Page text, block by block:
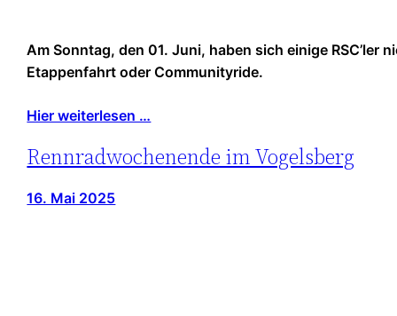
Am Sonntag, den 01. Juni, haben sich einige
Etappenfahrt oder Communityride.
Hier weiterlesen …
Rennradwochenende im Vogelsberg
16. Mai 2025